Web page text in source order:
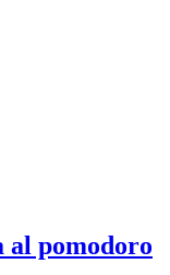
al pomodoro